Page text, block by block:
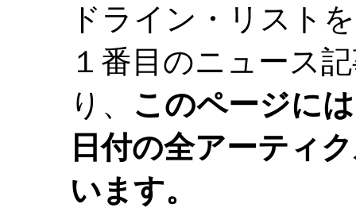
ドライン・リスト
１番目のニュース
り、 このページに
日付の全アーティ
います。